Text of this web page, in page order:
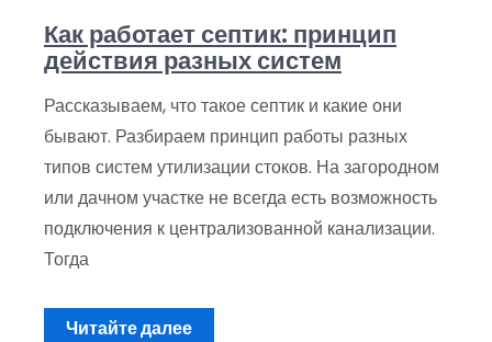
Как работает септик: принцип
действия разных систем
Рассказываем, что такое септик и какие они
бывают. Разбираем принцип работы разных
типов систем утилизации стоков. На загородном
или дачном участке не всегда есть возможность
подключения к централизованной канализации.
Тогда
Читайте далее